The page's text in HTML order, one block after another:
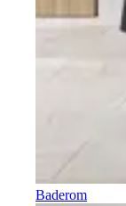
Baderom